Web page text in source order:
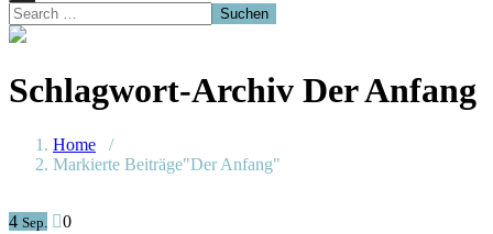
Schlagwort-Archiv Der Anfang
Home /
Markierte Beiträge"Der Anfang"
4 Sep. 0